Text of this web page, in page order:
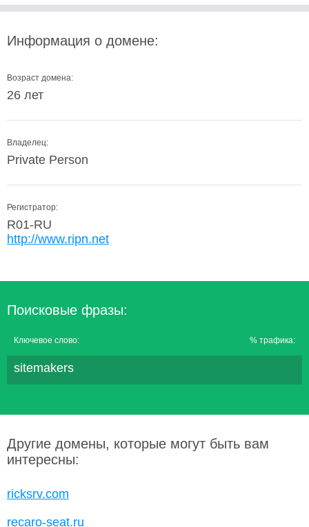
Информация о домене:
Возраст домена:
26 лет
Владелец:
Private Person
Регистратор:
R01-RU
http://www.ripn.net
Поисковые фразы:
Ключевое слово: % трафика:
sitemakers
Другие домены, которые могут быть вам
интересны:
ricksrv.com
recaro-seat.ru